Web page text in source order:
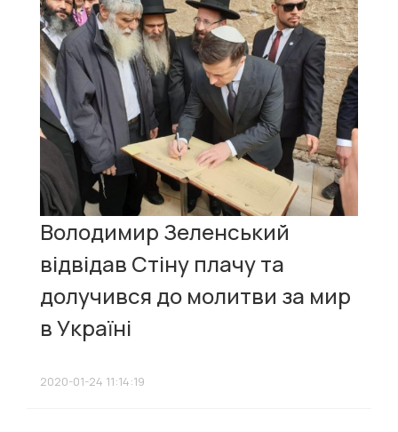
Володимир Зеленський
відвідав Стіну плачу та
долучився до молитви за мир
в Україні
2020-01-24 11:14:19